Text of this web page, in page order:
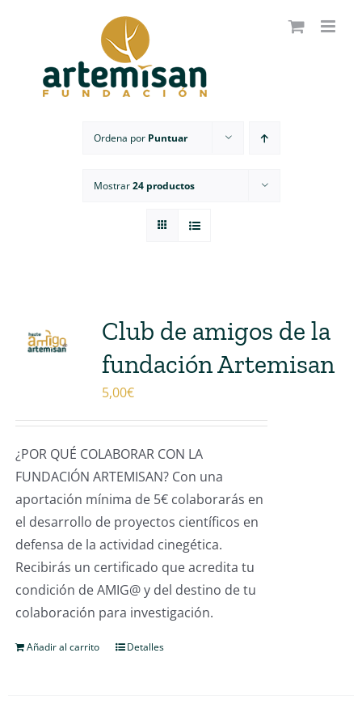
Ordena por Puntuar
Mostrar24 productos
Club de amigos de la
fundación Artemisan
5,00€
¿POR QUÉ COLABORAR CON LA
FUNDACIÓN ARTEMISAN? Con una
aportación mínima de 5€ colaborarás en
el desarrollo de proyectos científicos en
defensa de la actividad cinegética.
Recibirás un certificado que acredita tu
condición de AMIG@ y del destino de tu
colaboración para investigación.
Añadir al carrito Detalles